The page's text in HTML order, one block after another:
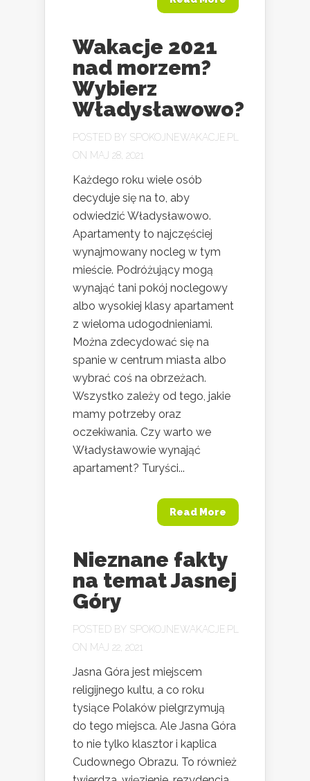
Wakacje 2021
nad morzem?
Wybierz
Władysławowo?
POSTED BY SPOKOJNEWAKACJE.PL
ON MAJ 28, 2021
Każdego roku wiele osób
decyduje się na to, aby
odwiedzić Władysławowo.
Apartamenty to najczęściej
wynajmowany nocleg w tym
mieście. Podróżujący mogą
wynająć tani pokój noclegowy
albo wysokiej klasy apartament
z wieloma udogodnieniami.
Można zdecydować się na
spanie w centrum miasta albo
wybrać coś na obrzeżach.
Wszystko zależy od tego, jakie
mamy potrzeby oraz
oczekiwania. Czy warto we
Władysławowie wynająć
apartament? Turyści...
Read More
Nieznane fakty
na temat Jasnej
Góry
POSTED BY SPOKOJNEWAKACJE.PL
ON MAJ 22, 2021
Jasna Góra jest miejscem
religijnego kultu, a co roku
tysiące Polaków pielgrzymują
do tego miejsca. Ale Jasna Góra
to nie tylko klasztor i kaplica
Cudownego Obrazu. To również